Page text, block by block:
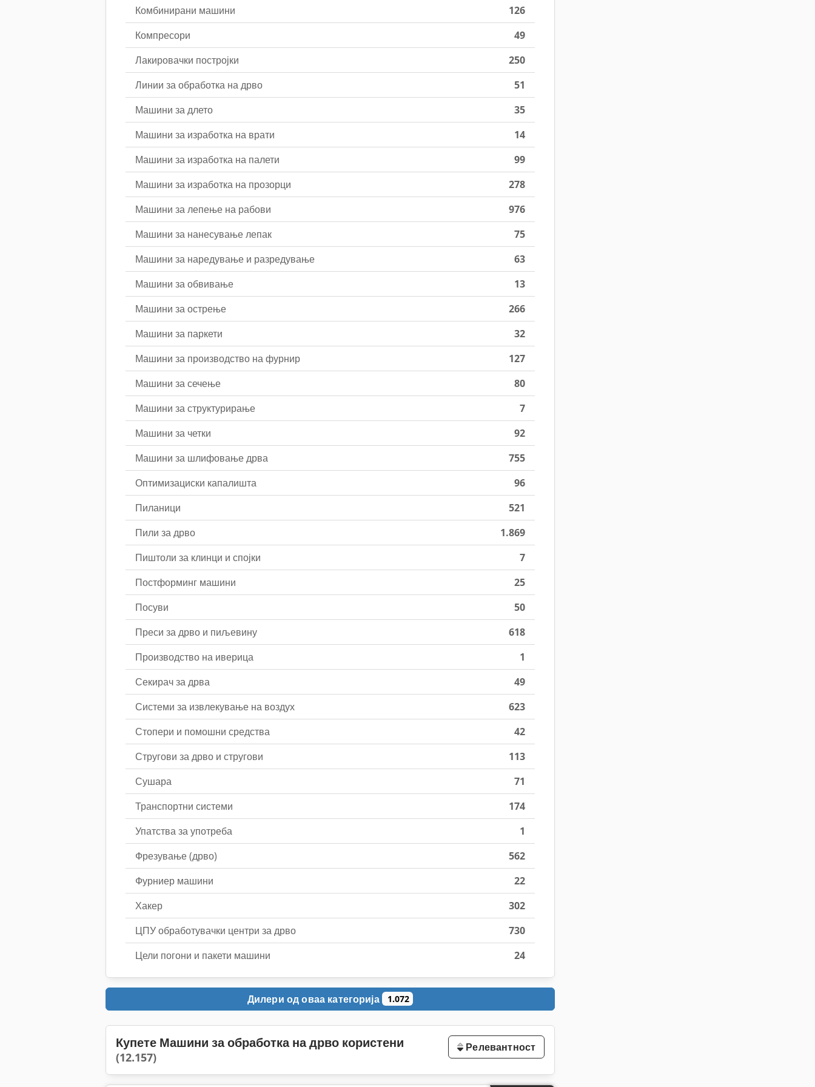
Комбинирани машини
126
Компресори
49
Лакировачки постројки
250
Линии за обработка на дрво
51
Машини за длето
35
Машини за изработка на врати
14
Машини за изработка на палети
99
Машини за изработка на прозорци
278
Машини за лепење на рабови
976
Машини за нанесување лепак
75
Машини за наредување и разредување
63
Машини за обвивање
13
Машини за острење
266
Машини за паркети
32
Машини за производство на фурнир
127
Машини за сечење
80
Машини за структурирање
7
Машини за четки
92
Машини за шлифовање дрва
755
Оптимизациски капалишта
96
Пиланици
521
Пили за дрво
1.869
Пиштоли за клинци и спојки
7
Постформинг машини
25
Посуви
50
Преси за дрво и пиљевину
618
Производство на иверица
1
Секирач за дрва
49
Системи за извлекување на воздух
623
Стопери и помошни средства
42
Стругови за дрво и стругови
113
Сушара
71
Транспортни системи
174
Упатства за употреба
1
Фрезување (дрво)
562
Фурниер машини
22
Хакер
302
ЦПУ обработувачки центри за дрво
730
Цели погони и пакети машини
24
Дилери од оваа категорија 1.072
Купете Машини за обработка на дрво користени
(12.157)
Релевантност